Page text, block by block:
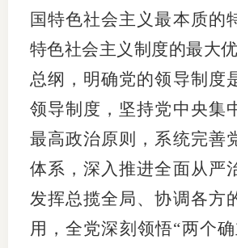
国特色社会主义最本质的
特色社会主义制度的最大
总纲，明确党的领导制度
领导制度，坚持党中央集
最高政治原则，系统完善
体系，深入推进全面从严
发挥总揽全局、协调各方
用，全党深刻领悟“两个